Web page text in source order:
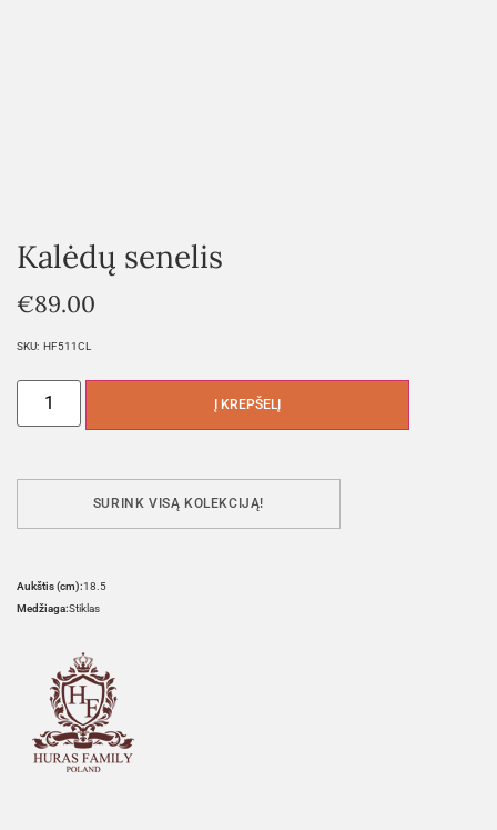
Kalėdų senelis
€89.00
SKU: HF511CL
Į KREPŠELĮ
SURINK VISĄ KOLEKCIJĄ!
Aukštis (cm):18.5
Medžiaga:Stiklas